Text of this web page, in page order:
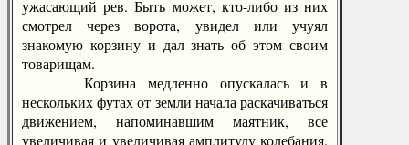
ужасающий рев. Быть может, кто-либо из них
смотрел через ворота, увидел или учуял
знакомую корзину и дал знать об этом своим
товарищам.
Корзина медленно опускалась и в
нескольких футах от земли начала раскачиваться
движением, напоминавшим маятник, все
увеличивая и увеличивая амплитуду колебания.